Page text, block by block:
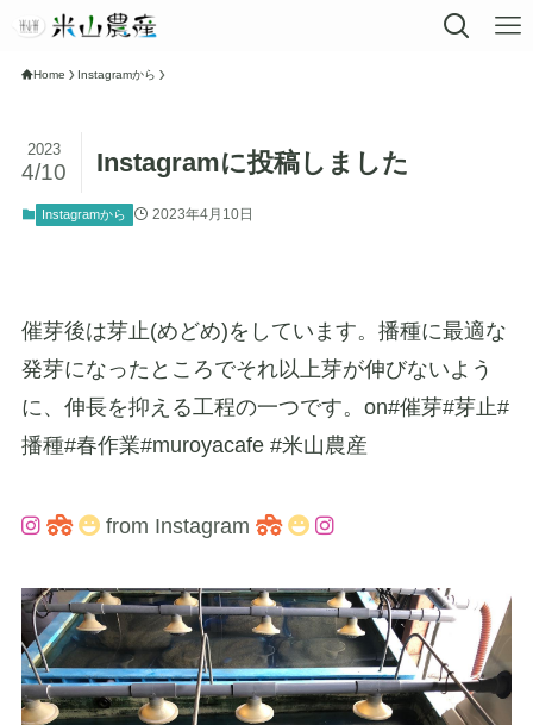
Home Instagramから
Instagramに投稿しました
2023
4/10
Instagramから 2023年4月10日
催芽後は芽止(めどめ)をしています。播種に最適な
発芽になったところでそれ以上芽が伸びないよう
に、伸長を抑える工程の一つです。on#催芽#芽止#
播種#春作業#muroyacafe #米山農産
from Instagram